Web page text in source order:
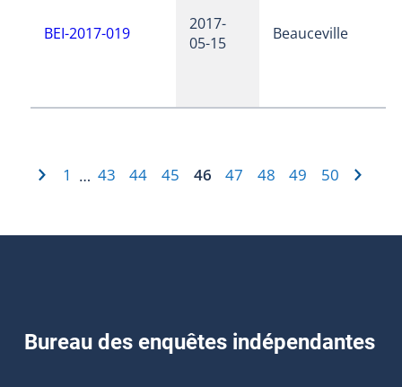
BEI-2017-019
2017-
05-15
Beauceville
1 … 43 44 45 46 47 48 49 50
Bureau des enquêtes indépendantes